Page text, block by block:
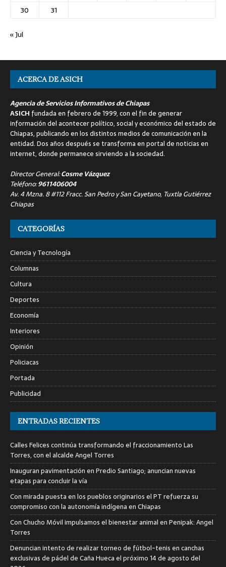
30
31
« Jul
ACERCA DE ASICH
Agencia de Servicios Informativos de Chiapas
ASICH fundada en febrero de 1999, con el fin de generar
información del acontecer político, social y económico del estado de
Chiapas, publicando en los distintos medios de comunicación en la
entidad. Dos años después se transforma en portal de noticias en
internet, donde permanece sirviendo a la sociedad.
Director General:Cosme Vázquez
Teléfono:9611406004
Av. 4 Mzna. 8 #112 Fracc. San Pedro y San Cayetano, Tuxtla Gutiérrez
Chiapas
CATEGORÍAS
Ciencia y Tecnología
Columnas
Cultura
Deportes
Economía
Interiores
Opinión
Policiacas
Portada
Publicidad
ENTRADAS RECIENTES
Calles Felices continúa transformando el fraccionamiento Las
Torres, con el alcalde Angel Torres
Inauguran pavimentación en Predio Santiago; anuncian nuevas
etapas para concluir la vía
Con mirada puesta en los pueblos originarios el PT refuerza su
compromiso con la autonomía indígena en Chiapas
Con Chucho Móvil impulsamos el bienestar animal en Penipak: Angel
Torres
Denuncian intento de realizar torneo de fútbol-tenis en canchas
exclusivas de pádel de Caña Hueca el próximo 14 de agosto del